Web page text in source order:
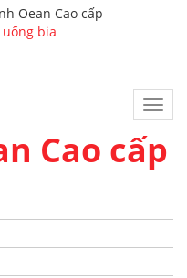
Oean Cao cấp
uống bia
Cao cấp